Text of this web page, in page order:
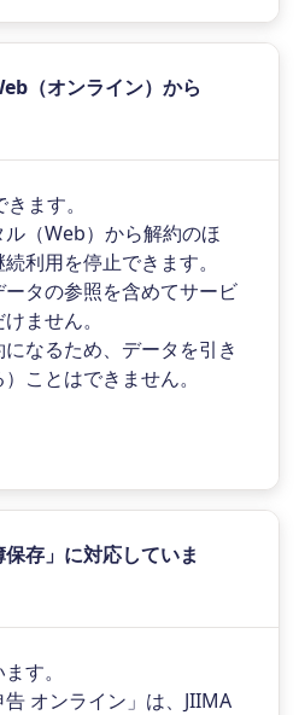
（オンライン）から
ます。
（Web）から解約のほ
利用を停止できます。
タの参照を含めてサービ
ません。
なるため、データを引き
ことはできません。
保存」に対応していま
す。
告 オンライン」は、JIIMA